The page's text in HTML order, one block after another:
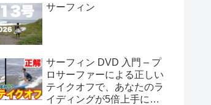
サーフィン
サーフィン DVD 入門 – プ
ロサーファーによる正しい
テイクオフで、あなたのラ
イディングが5倍上手にな